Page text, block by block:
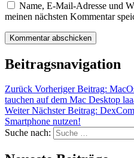
Name, E-Mail-Adresse und
meinen nächsten Kommentar
Beitragsnavigation
Zurück Vorheriger Beitrag:
tauchen auf dem Mac Desktop
Weiter Nächster Beitrag:
Smartphone nutzen!
Suche nach: